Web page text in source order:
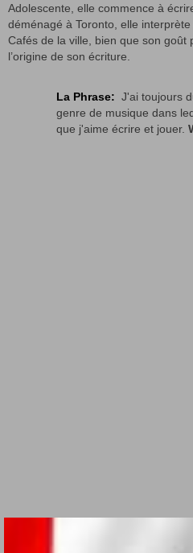
Adolescente, elle commence à
déménagé à Toronto, elle
Cafés de la ville, bien que son goût
l’origine de son écriture.
La Phrase: J'ai toujours
genre de musique dans
que j'aime écrire et jouer.